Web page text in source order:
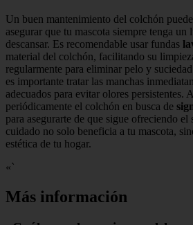
Un buen mantenimiento del colchón
asegurar que tu mascota siempre tenga un
descansar. Es recomendable usar fundas
material del colchón, facilitando su
regularmente para eliminar pelo y
es importante tratar las manchas
adecuados para evitar olores persistentes.
periódicamente el colchón en busca de
para asegurarte de que sigue ofreciendo el
cuidado no solo beneficia a tu mascota,
estética de tu hogar.
«`
Más información